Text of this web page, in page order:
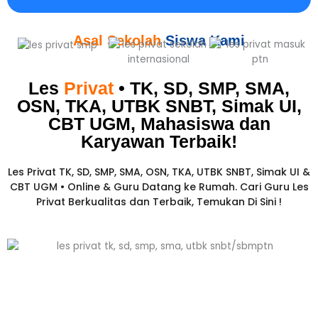
Asal Sekolah Siswa Kami
Les Privat • TK, SD, SMP, SMA,
OSN, TKA, UTBK SNBT, Simak UI,
CBT UGM, Mahasiswa dan
Karyawan Terbaik!​
Les Privat TK, SD, SMP, SMA, OSN, TKA, UTBK SNBT, Simak UI &
CBT UGM • Online & Guru Datang ke Rumah. Cari Guru Les
Privat Berkualitas dan Terbaik, Temukan Di Sini !